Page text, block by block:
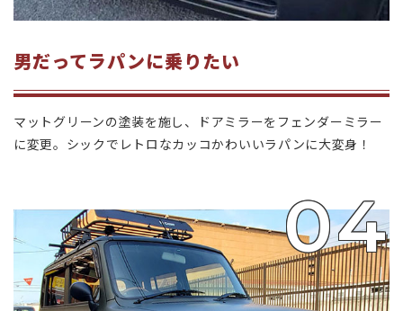
男だってラパンに乗りたい
マットグリーンの塗装を施し、ドアミラーをフェンダーミラー
に変更。シックでレトロなカッコかわいいラパンに大変身！
04